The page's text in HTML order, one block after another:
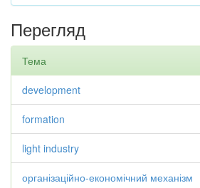
Перегляд
Тема
development
formation
light industry
організаційно-економічний механізм